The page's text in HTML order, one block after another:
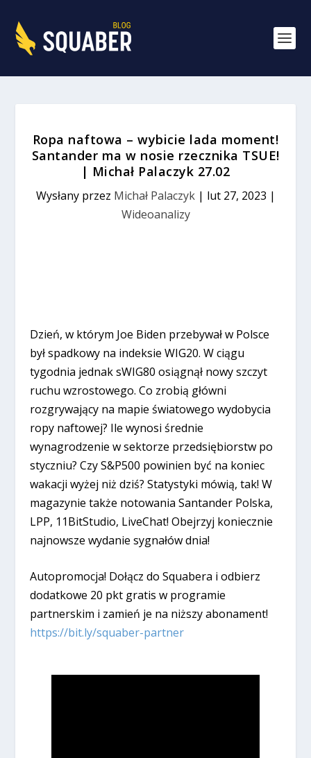
Ropa naftowa – wybicie lada moment!
Santander ma w nosie rzecznika TSUE!
| Michał Palaczyk 27.02
Wysłany przez Michał Palaczyk| lut 27, 2023 |
Wideoanalizy
Dzień, w którym Joe Biden przebywał w Polsce
był spadkowy na indeksie WIG20. W ciągu
tygodnia jednak sWIG80 osiągnął nowy szczyt
ruchu wzrostowego. Co zrobią główni
rozgrywający na mapie światowego wydobycia
ropy naftowej? Ile wynosi średnie
wynagrodzenie w sektorze przedsiębiorstw po
styczniu? Czy S&P500 powinien być na koniec
wakacji wyżej niż dziś? Statystyki mówią, tak! W
magazynie także notowania Santander Polska,
LPP, 11BitStudio, LiveChat! Obejrzyj koniecznie
najnowsze wydanie sygnałów dnia!
Autopromocja! Dołącz do Squabera i odbierz
dodatkowe 20 pkt gratis w programie
partnerskim i zamień je na niższy abonament!
https://bit.ly/squaber-partner